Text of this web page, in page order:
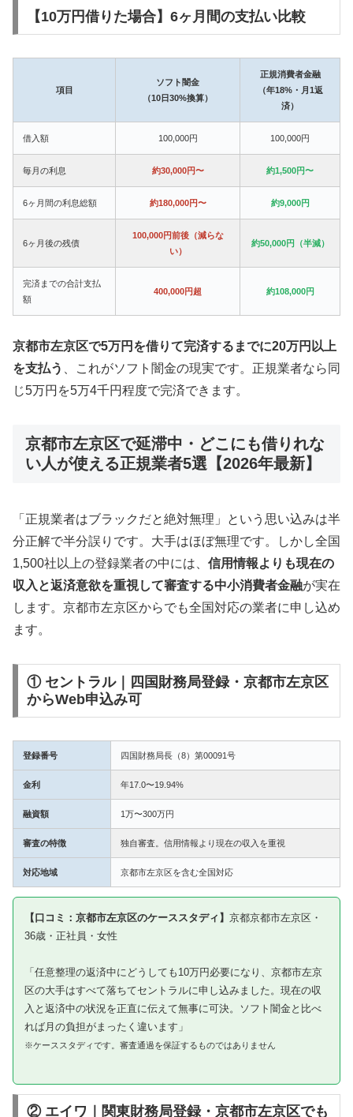
【10万円借りた場合】6ヶ月間の支払い比較
項目
ソフト闇金
（10日30%換算）
正規消費者金融
（年18%・月1返
済）
借入額 100,000円 100,000円
毎月の利息 約30,000円〜 約1,500円〜
6ヶ月間の利息総額 約180,000円〜 約9,000円
6ヶ月後の残債
100,000円前後（減らな
い）
約50,000円（半減）
完済までの合計支払
額
400,000円超 約108,000円
京都市左京区で5万円を借りて完済するまでに20万円以上
を支払う
、これがソフト闇金の現実です。正規業者なら同
じ5万円を5万4千円程度で完済できます。
京都市左京区で延滞中・どこにも借りれな
い人が使える正規業者5選【2026年最新】
「正規業者はブラックだと絶対無理」という思い込みは半
分正解で半分誤りです。大手はほぼ無理です。しかし全国
1,500社以上の登録業者の中には、 信用情報よりも現在の
収入と返済意欲を重視して審査する中小消費者金融が実在
します。京都市左京区からでも全国対応の業者に申し込め
ます。
① セントラル｜四国財務局登録・京都市左京区
からWeb申込み可
登録番号 四国財務局長（8）第00091号
金利 年17.0〜19.94%
融資額 1万〜300万円
審査の特徴 独自審査。信用情報より現在の収入を重視
対応地域 京都市左京区を含む全国対応
【口コミ：京都市左京区のケーススタディ】 京都京都市左京区・
36歳・正社員・女性
「任意整理の返済中にどうしても10万円必要になり、京都市左京
区の大手はすべて落ちてセントラルに申し込みました。現在の収
入と返済中の状況を正直に伝えて無事に可決。ソフト闇金と比べ
れば月の負担がまったく違います」
※ケーススタディです。審査通過を保証するものではありません
② エイワ｜関東財務局登録・京都市左京区でも